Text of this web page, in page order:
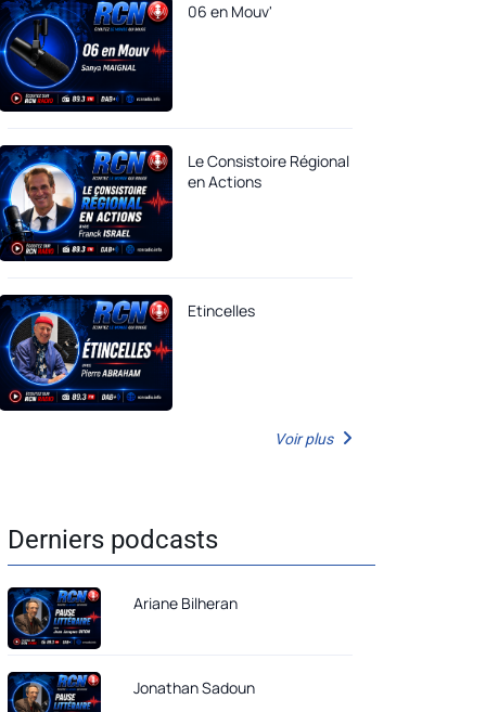
06 en Mouv'
Le Consistoire Régional
en Actions
Etincelles
Voir plus
Derniers podcasts
Ariane Bilheran
Jonathan Sadoun